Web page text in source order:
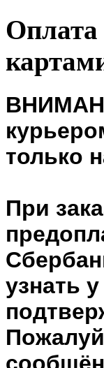
только
При
узнать